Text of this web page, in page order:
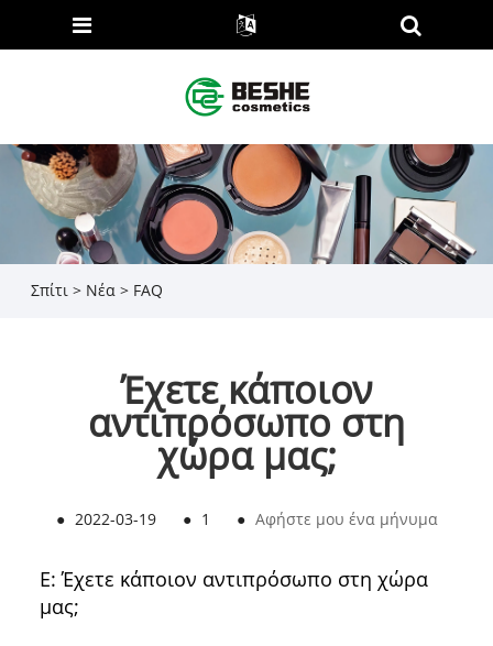
Σπίτι > Νέα> FAQ
Έχετε κάποιον
αντιπρόσωπο στη
χώρα μας;
● 2022-03-19 ● 1 ● Αφήστε μου ένα μήνυμα
Ε: Έχετε κάποιον αντιπρόσωπο στη χώρα
μας;